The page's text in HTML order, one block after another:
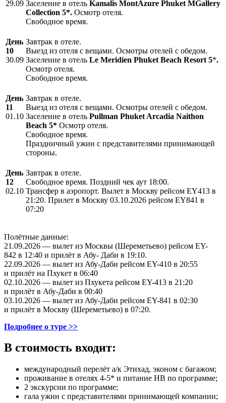
29.09 Заселение в отель Kamalis MontAzure Phuket MGallery
Collection 5*. Осмотр отеля.
Свободное время.
День
10
30.09
Завтрак в отеле.
Выезд из отеля с вещами. Осмотры отелей с обедом.
Заселение в отель Le Meridien Phuket Beach Resort 5*.
Осмотр отеля.
Свободное время.
День
11
01.10
Завтрак в отеле.
Выезд из отеля с вещами. Осмотры отелей с обедом.
Заселение в отель Pullman Phuket Arcadia Naithon
Beach 5* Осмотр отеля.
Свободное время.
Праздничный ужин с представителями принимающей
стороны.
День
12
02.10
Завтрак в отеле.
Свободное время. Поздний чек аут 18:00.
Трансфер в аэропорт. Вылет в Москву рейсом EY413 в
21:20. Прилет в Москву 03.10.2026 рейсом EY841 в
07:20
Полётные данные:
21.09.2026 — вылет из Москвы (Шереметьево) рейсом EY-
842 в 12:40 и прилёт в Абу- Даби в 19:10.
22.09.2026 — вылет из Абу-Даби рейсом EY-410 в 20:55
и прилёт на Пхукет в 06:40
02.10.2026 — вылет из Пхукета рейсом EY-413 в 21:20
и прилёт в Абу-Даби в 00:40
03.10.2026 — вылет из Абу-Даби рейсом EY-841 в 02:30
и прилёт в Москву (Шереметьево) в 07:20.
Подробнее о туре >>
В стоимость входит:
международный перелёт а/к Этихад, эконом с багажом;
проживание в отелях 4-5* и питание HB по программе;
2 экскурсии по программе;
гала ужин с представителями принимающей компании;